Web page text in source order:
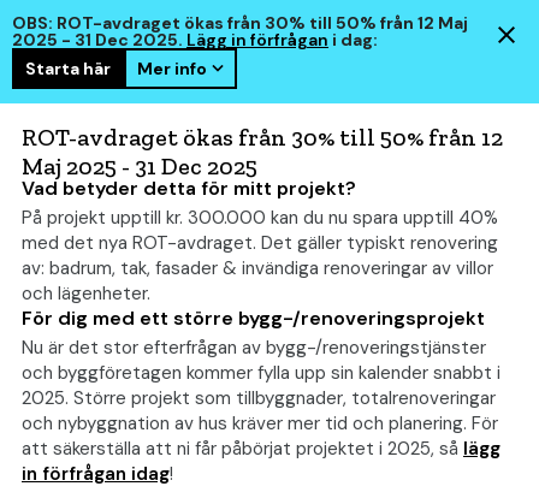
OBS: ROT-avdraget ökas från 30% till 50% från 12 Maj
2025 - 31 Dec 2025. Lägg in förfrågan i dag:
Starta här
Mer info
ROT-avdraget ökas från 30% till 50% från 12
Maj 2025 - 31 Dec 2025
Vad betyder detta för mitt projekt?
På projekt upptill kr. 300.000 kan du nu spara upptill 40%
med det nya ROT-avdraget. Det gäller typiskt renovering
av: badrum, tak, fasader & invändiga renoveringar av villor
och lägenheter.
För dig med ett större bygg-/renoveringsprojekt
Nu är det stor efterfrågan av bygg-/renoveringstjänster
och byggföretagen kommer fylla upp sin kalender snabbt i
2025. Större projekt som tillbyggnader, totalrenoveringar
och nybyggnation av hus kräver mer tid och planering. För
att säkerställa att ni får påbörjat projektet i 2025, så lägg
in förfrågan idag!
hemsmart
Funkishus: Kostnad,
Priskalkylator och Budget